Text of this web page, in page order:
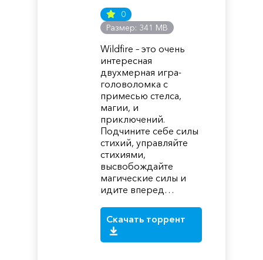
0
Размер: 341 MB
Wildfire – это очень
интересная
двухмерная игра-
головоломка с
примесью стелса,
магии, и
приключений.
Подчините себе силы
стихий, управляйте
стихиями,
высвобождайте
магические силы и
идите вперед…
Скачать торрент